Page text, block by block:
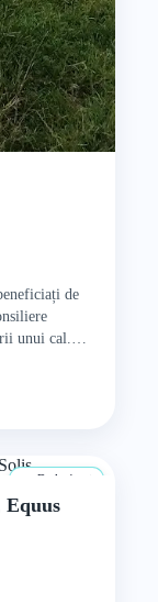
de
unui cal.
De la 4 ani
Equus